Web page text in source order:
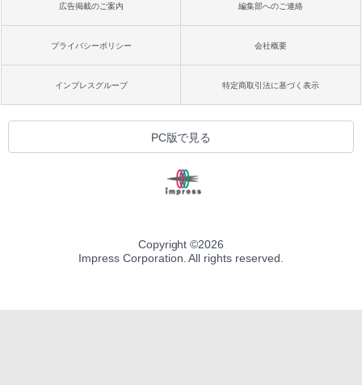
広告掲載のご案内 編集部へのご連絡
プライバシーポリシー 会社概要
インプレスグループ 特定商取引法に基づく表示
PC版で見る
Copyright ©2026
Impress Corporation. All rights reserved.